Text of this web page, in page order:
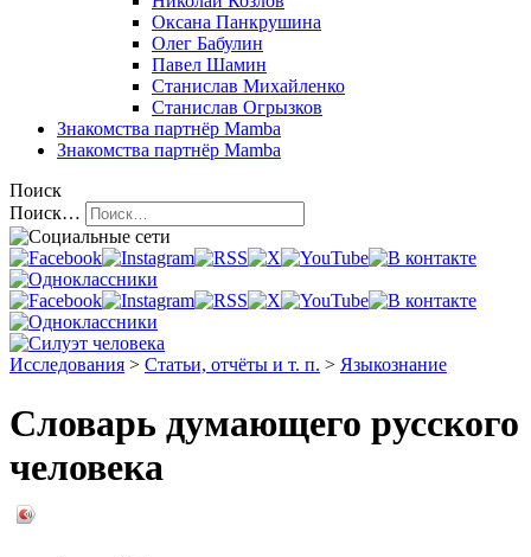
Оксана Панкрушина
Олег Бабулин
Павел Шамин
Станислав Михайленко
Станислав Огрызков
Знакомства партнёр Mamba
Знакомства партнёр Mamba
Поиск
Поиск…
Исследования > Статьи, отчёты и т. п. > Языкознание
Словарь думающего русского
человека